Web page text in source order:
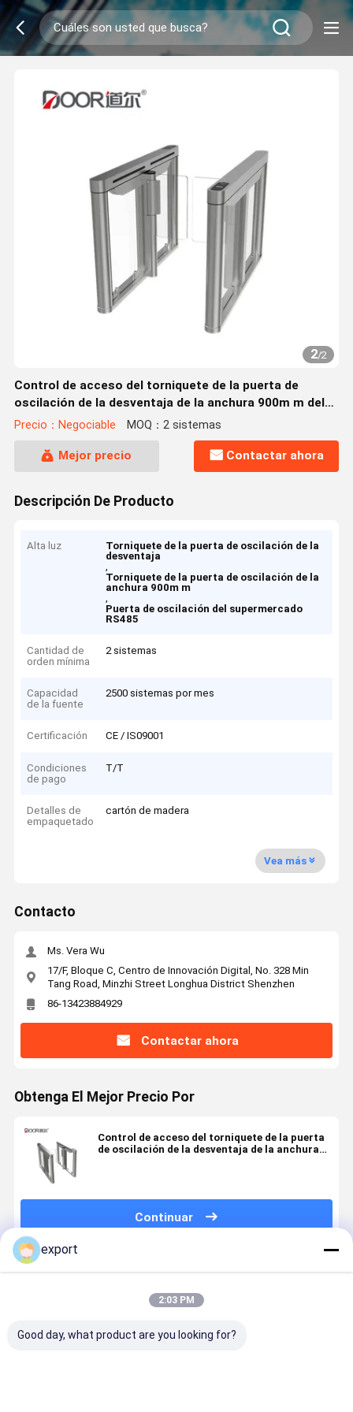
2/2
Control de acceso del torniquete de la puerta de
oscilación de la desventaja de la anchura 900m m del
paso
Precio：Negociable MOQ：2 sistemas
Mejor precio Contactar ahora
Descripción De Producto
Alta luz
Torniquete de la puerta de oscilación de la
desventaja
,
Torniquete de la puerta de oscilación de la
anchura 900m m
,
Puerta de oscilación del supermercado
RS485
Cantidad de
orden mínima
2 sistemas
Capacidad
de la fuente
2500 sistemas por mes
Certificación CE / IS09001
Condiciones
de pago
T/T
Detalles de
empaquetado
cartón de madera
Vea más
Contacto
Ms. Vera Wu
17/F, Bloque C, Centro de Innovación Digital, No. 328 Min
Tang Road, Minzhi Street Longhua District Shenzhen
86-13423884929
Contactar ahora
Obtenga El Mejor Precio Por
Control de acceso del torniquete de la puerta
de oscilación de la desventaja de la anchura
Continuar
Productos Recomendados
export
2:03 PM
Good day, what product are you looking for?